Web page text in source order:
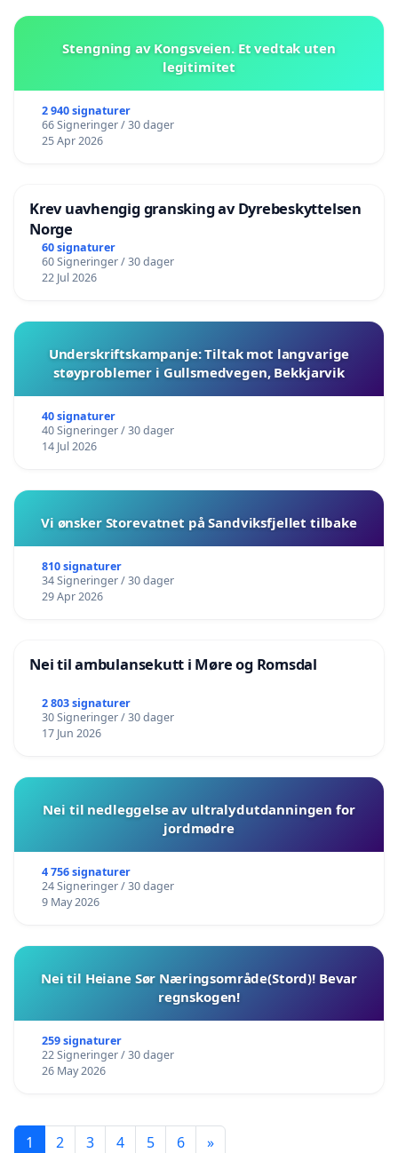
Stengning av Kongsveien. Et vedtak uten
legitimitet
2 940 signaturer
66 Signeringer / 30 dager
25 Apr 2026
Krev uavhengig gransking av Dyrebeskyttelsen
Norge
60 signaturer
60 Signeringer / 30 dager
22 Jul 2026
Underskriftskampanje: Tiltak mot langvarige
støyproblemer i Gullsmedvegen, Bekkjarvik
40 signaturer
40 Signeringer / 30 dager
14 Jul 2026
Vi ønsker Storevatnet på Sandviksfjellet tilbake
810 signaturer
34 Signeringer / 30 dager
29 Apr 2026
Nei til ambulansekutt i Møre og Romsdal
2 803 signaturer
30 Signeringer / 30 dager
17 Jun 2026
Nei til nedleggelse av ultralydutdanningen for
jordmødre
4 756 signaturer
24 Signeringer / 30 dager
9 May 2026
Nei til Heiane Sør Næringsområde(Stord)! Bevar
regnskogen!
259 signaturer
22 Signeringer / 30 dager
26 May 2026
1 2 3 4 5 6 »